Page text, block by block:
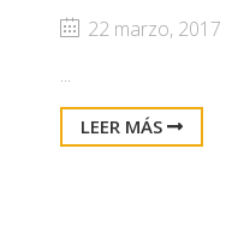
22 marzo, 2017
...
LEER MÁS